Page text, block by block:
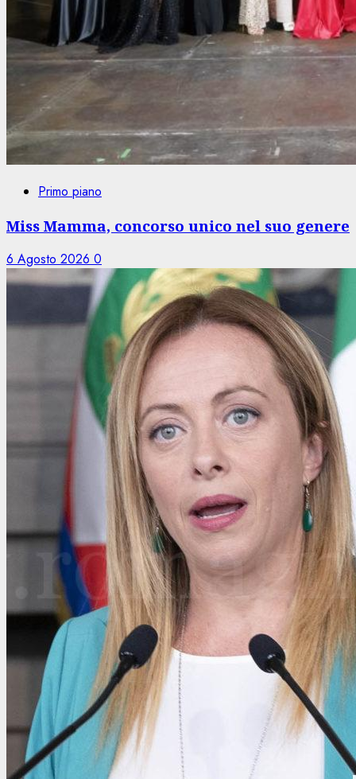
Primo piano
Miss Mamma, concorso unico nel suo genere
6 Agosto 2026 0